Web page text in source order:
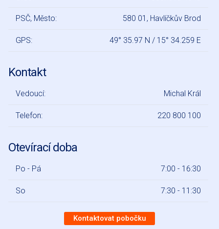
PSČ, Město: 580 01, Havlíčkův Brod
GPS: 49° 35.97 N / 15° 34.259 E
Kontakt
Vedoucí: Michal Král
Telefon: 220 800 100
Otevírací doba
Po - Pá 7:00 - 16:30
So 7:30 - 11:30
Kontaktovat pobočku